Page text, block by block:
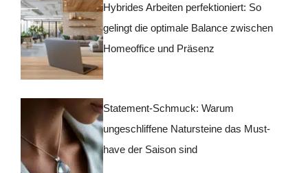
Hybrides Arbeiten perfektioniert: So
gelingt die optimale Balance zwischen
Homeoffice und Präsenz
Statement-Schmuck: Warum
ungeschliffene Natursteine das Must-
have der Saison sind